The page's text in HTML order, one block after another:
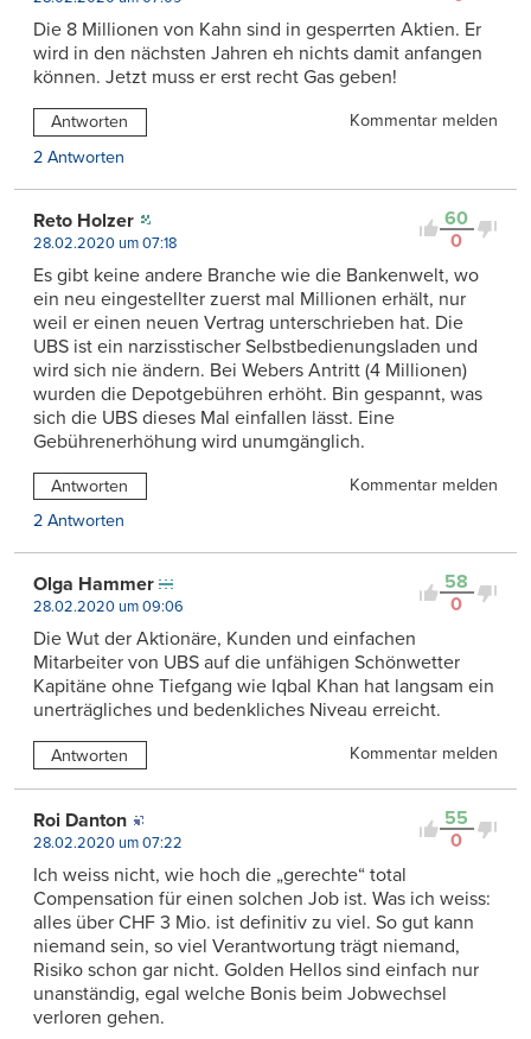
Die 8 Millionen von Kahn sind in gesperrten Aktien. Er
wird in den nächsten Jahren eh nichts damit anfangen
können. Jetzt muss er erst recht Gas geben!
Antworten
Kommentar melden
2 Antworten
60
0
Reto Holzer
28.02.2020 um 07:18
Es gibt keine andere Branche wie die Bankenwelt, wo
ein neu eingestellter zuerst mal Millionen erhält, nur
weil er einen neuen Vertrag unterschrieben hat. Die
UBS ist ein narzisstischer Selbstbedienungsladen und
wird sich nie ändern. Bei Webers Antritt (4 Millionen)
wurden die Depotgebühren erhöht. Bin gespannt, was
sich die UBS dieses Mal einfallen lässt. Eine
Gebührenerhöhung wird unumgänglich.
Antworten
Kommentar melden
2 Antworten
58
0
Olga Hammer
28.02.2020 um 09:06
Die Wut der Aktionäre, Kunden und einfachen
Mitarbeiter von UBS auf die unfähigen Schönwetter
Kapitäne ohne Tiefgang wie Iqbal Khan hat langsam ein
unerträgliches und bedenkliches Niveau erreicht.
Antworten Kommentar melden
55
0
Roi Danton
28.02.2020 um 07:22
Ich weiss nicht, wie hoch die „gerechte“ total
Compensation für einen solchen Job ist. Was ich weiss:
alles über CHF 3 Mio. ist definitiv zu viel. So gut kann
niemand sein, so viel Verantwortung trägt niemand,
Risiko schon gar nicht. Golden Hellos sind einfach nur
unanständig, egal welche Bonis beim Jobwechsel
verloren gehen.